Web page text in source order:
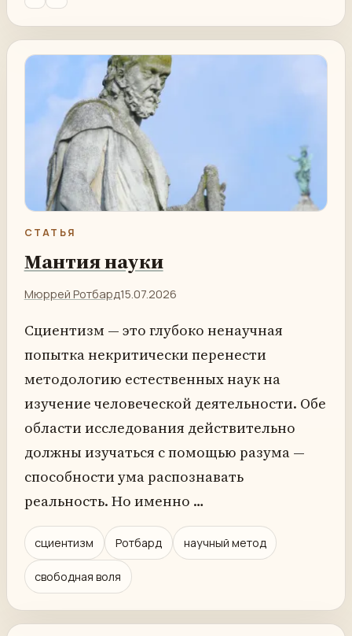
СТАТЬЯ
Мантия науки
Мюррей Ротбард15.07.2026
Сциентизм — это глубоко ненаучная
попытка некритически перенести
методологию естественных наук на
изучение человеческой деятельности. Обе
области исследования действительно
должны изучаться с помощью разума —
способности ума распознавать
реальность. Но именно …
сциентизм Ротбард научный метод
свободная воля